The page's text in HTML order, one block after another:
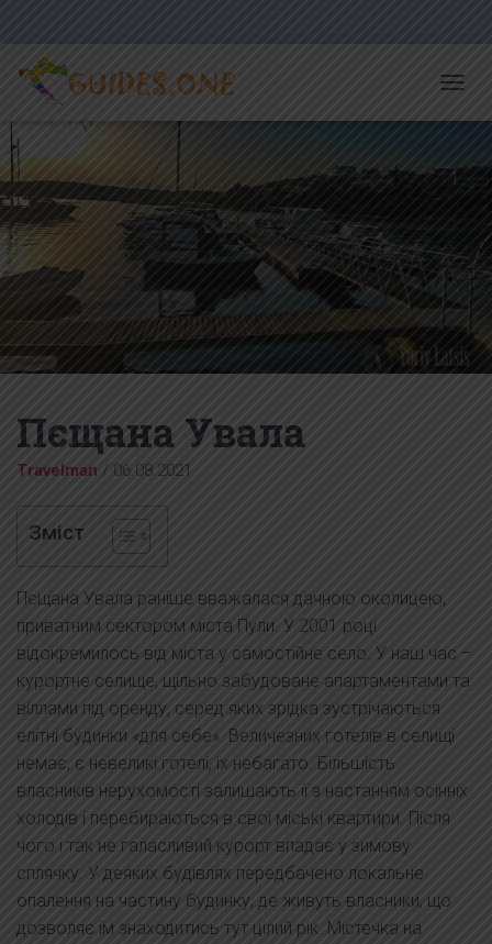
O
L
N
V
G
A
T
I
Пєщана Увала
Travelman / 06.08.2021
Зміст
Пєщана Увала раніше вважалася дачною околицею,
приватним сектором міста Пули. У 2001 році
відокремилось від міста у самостійне село. У наш час –
курортне селище, щільно забудоване апартаментами та
віллами під оренду, серед яких зрідка зустрічаються
елітні будинки «для себе». Величезних готелів в селищі
немає, є невеликі готелі, їх небагато. Більшість
власників нерухомості залишають її з настанням осінніх
холодів і перебираються в свої міські квартири. Після
чого і так не галасливий курорт впадає у зимову
сплячку. У деяких будівлях передбачено локальне
опалення на частину будинку, де живуть власники, що
дозволяє їм знаходитись тут цілий рік. Містечка на